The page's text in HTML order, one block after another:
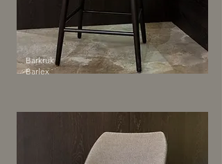
Barkruk
Barlex